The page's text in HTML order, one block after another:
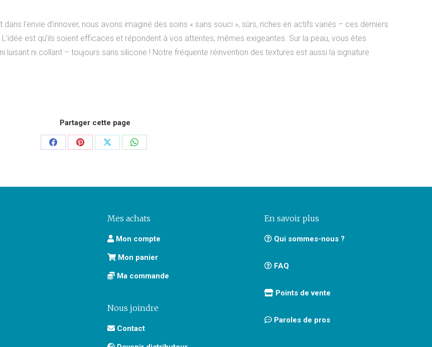
l’envie d’innover, nous avons imaginé des soins « sans souci », sûrs, riches en actifs variés – ces derniers
est qu’ils soient efficaces et répondent à vos attentes, mêmes exigeantes. Sur la peau, vous êtes
ni collant – toujours sans silicone ! Notre fréquente réinvention des textures est aussi la signature
Partager cette page
PartagerPartagerPartagerPartager
Mes achats
Mon compte
Mon panier
Ma commande
Nous joindre
Contact
En savoir plus
Qui sommes-nous ?
FAQ
Points de vente
Paroles de pros